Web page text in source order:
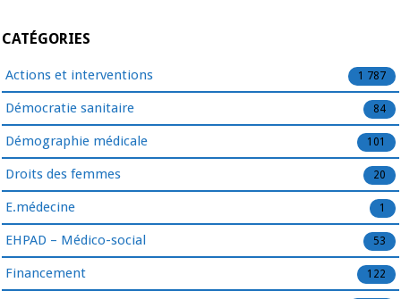
CATÉGORIES
Actions et interventions 1 787
Démocratie sanitaire 84
Démographie médicale 101
Droits des femmes 20
E.médecine 1
EHPAD – Médico-social 53
Financement 122